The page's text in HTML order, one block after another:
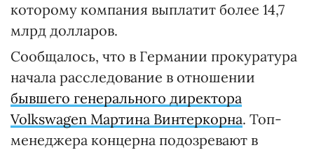
которому компания выплатит более 14,7
млрд долларов.
Сообщалось, что в Германии прокуратура
начала расследование в отношении
бывшего генерального директора
Volkswagen Мартина Винтеркорна. Топ-
менеджера концерна подозревают в